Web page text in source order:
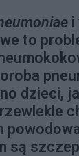
i
to
dzieci,
są